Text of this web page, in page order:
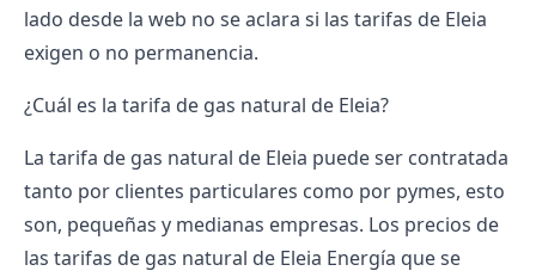
lado desde la web no se aclara si las tarifas de Eleia
exigen o no permanencia.
¿Cuál es la tarifa de gas natural de Eleia?
La tarifa de gas natural de Eleia puede ser contratada
tanto por clientes particulares como por pymes, esto
son, pequeñas y medianas empresas. Los precios de
las tarifas de gas natural de Eleia Energía que se